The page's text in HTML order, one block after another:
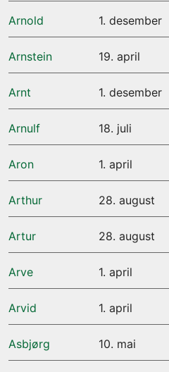
Arnold 1. desember
Arnstein 19. april
Arnt 1. desember
Arnulf 18. juli
Aron 1. april
Arthur 28. august
Artur 28. august
Arve 1. april
Arvid 1. april
Asbjørg 10. mai